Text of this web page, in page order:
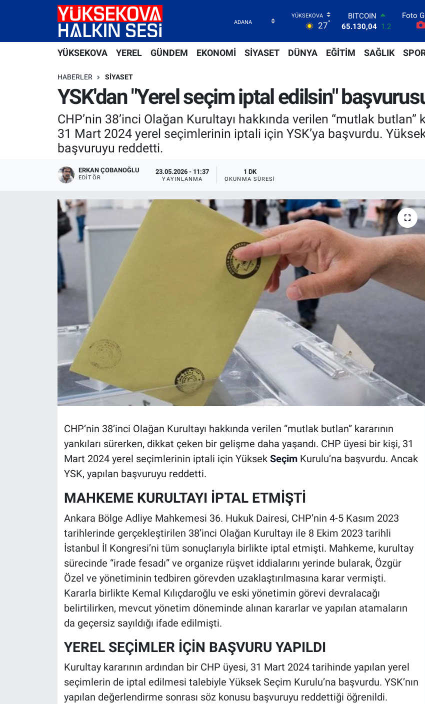
27°
DOLAR
47,7069 0.17
EURO
55,0265 0.01
6618.49 2.12
BİST100
13.887
64
Foto
YÜKSEKOVA YEREL GÜNDEM EKONOMİ SİYASET DÜNYA EĞİTİM SAĞLIK
HABERLER SIYASET
YSK'dan "Yerel seçim iptal edilsin"
CHP’nin 38’inci Olağan Kurultayı hakkında verilen “mutlak butlan”
31 Mart 2024 yerel seçimlerinin iptali için YSK’ya başvurdu.
başvuruyu reddetti.
ERKAN ÇOBANOĞLU
EDITÖR
23.05.2026 - 11:37
YAYINLANMA
1 DK
OKUNMA SÜRESI
CHP’nin 38’inci Olağan Kurultayı hakkında verilen “mutlak butlan” kararının
yankıları sürerken, dikkat çeken bir gelişme daha yaşandı. CHP üyesi bir kişi, 31
Mart 2024 yerel seçimlerinin iptali için Yüksek SeçimKurulu’na başvurdu. Ancak
YSK, yapılan başvuruyu reddetti.
MAHKEME KURULTAYI İPTAL ETMİŞTİ
Ankara Bölge Adliye Mahkemesi 36. Hukuk Dairesi, CHP’nin 4-5 Kasım 2023
tarihlerinde gerçekleştirilen 38’inci Olağan Kurultayı ile 8 Ekim 2023 tarihli
İstanbul İl Kongresi’ni tüm sonuçlarıyla birlikte iptal etmişti. Mahkeme, kurultay
sürecinde “irade fesadı” ve organize rüşvet iddialarını yerinde bularak, Özgür
Özel ve yönetiminin tedbiren görevden uzaklaştırılmasına karar vermişti.
Kararla birlikte Kemal Kılıçdaroğlu ve eski yönetimin görevi devralacağı
belirtilirken, mevcut yönetim döneminde alınan kararlar ve yapılan atamaların
da geçersiz sayıldığı ifade edilmişti.
YEREL SEÇİMLER İÇİN BAŞVURU YAPILDI
Kurultay kararının ardından bir CHP üyesi, 31 Mart 2024 tarihinde yapılan yerel
seçimlerin de iptal edilmesi talebiyle Yüksek Seçim Kurulu’na başvurdu. YSK’nın
yapılan değerlendirme sonrası söz konusu başvuruyu reddettiği öğrenildi.
Yüksekova Nöbetçi Eczaneler
Yüksekova Trafik Yoğunluk Haritası
Süper Lig Puan Durumu ve Fikstür
Tüm Manşetler
Son Dakika Haberleri